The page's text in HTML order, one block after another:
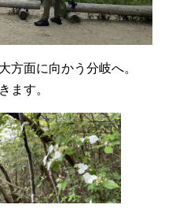
方面に向かう分岐へ。
ます。